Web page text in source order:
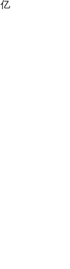
亿